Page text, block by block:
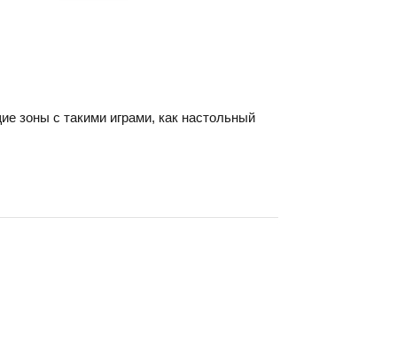
зоны с такими играми, как настольный